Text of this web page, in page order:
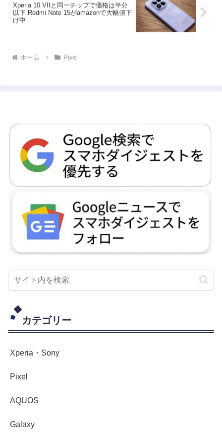
Xperia 10 VIIと同一チップで価格は半分
以下 Redmi Note 15がamazonで大幅値下
げ中
ホーム Pixel
カテゴリー
Xperia・Sony
Pixel
AQUOS
Galaxy